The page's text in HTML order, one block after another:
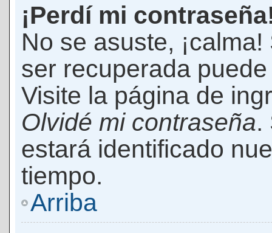
¡Perdí mi
No se asuste,
ser recuperada
Visite la página de
Olvidé mi contraseña.
estará identificado
tiempo.
Arriba